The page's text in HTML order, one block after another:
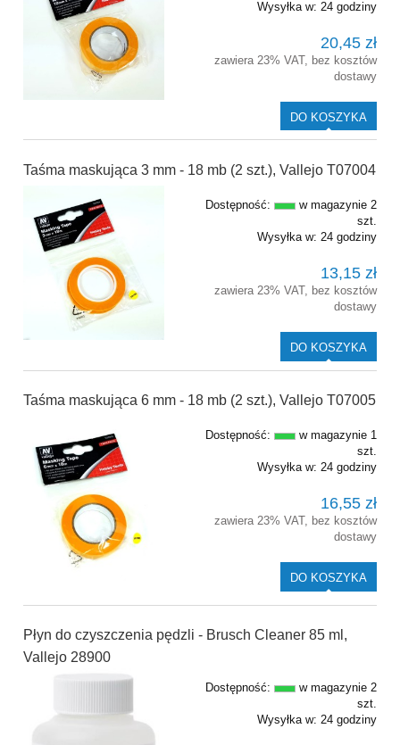
Wysyłka w: 24 godziny
20,45 zł
zawiera 23% VAT, bez kosztów
dostawy
DO KOSZYKA
Taśma maskująca 3 mm - 18 mb (2 szt.), Vallejo T07004
Dostępność:
w magazynie 2
szt.
Wysyłka w: 24 godziny
13,15 zł
zawiera 23% VAT, bez kosztów
dostawy
DO KOSZYKA
Taśma maskująca 6 mm - 18 mb (2 szt.), Vallejo T07005
Dostępność:
w magazynie 1
szt.
Wysyłka w: 24 godziny
16,55 zł
zawiera 23% VAT, bez kosztów
dostawy
DO KOSZYKA
Płyn do czyszczenia pędzli - Brusch Cleaner 85 ml,
Vallejo 28900
Dostępność:
w magazynie 2
szt.
Wysyłka w: 24 godziny